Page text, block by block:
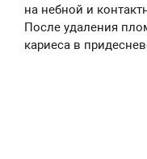
на небной и
После удаления
кариеса в